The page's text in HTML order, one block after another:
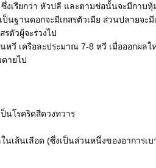
ซึ่งเรียกว่า หัวปลี และตามช่อนั้นจะมีกาบหุ้
ฐานดอกจะมีเกสรตัวเมีย ส่วนปลายจะมี
รตัวผู้จะร่วงไป
วี เครือละประมาณ 7-8 หวี เมื่อออกผลใ
ตายไป
นโรคริดสีดวงทวาร
เส้นเลือด (ซึ่งเป็นส่วนหนึ่งของอาการเ